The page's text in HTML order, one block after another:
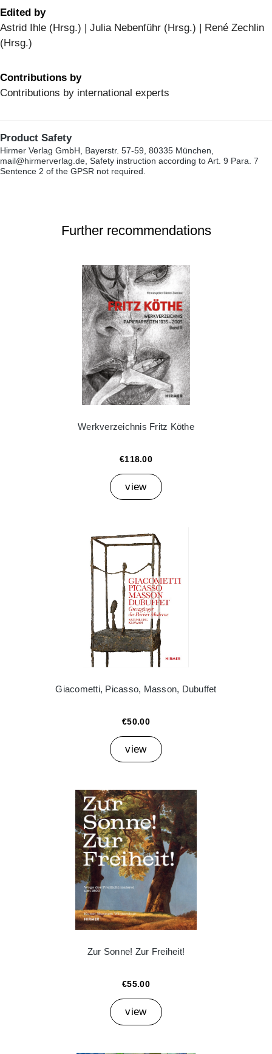
Edited by
Astrid Ihle (Hrsg.) | Julia Nebenführ (Hrsg.) | René Zechlin
(Hrsg.)
Contributions by
Contributions by international experts
Product Safety
Hirmer Verlag GmbH, Bayerstr. 57-59, 80335 München,
mail@hirmerverlag.de, Safety instruction according to Art. 9 Para. 7
Sentence 2 of the GPSR not required.
Further recommendations
Werkverzeichnis Fritz Köthe
€118.00
view
Giacometti, Picasso, Masson, Dubuffet
€50.00
view
Zur Sonne! Zur Freiheit!
€55.00
view